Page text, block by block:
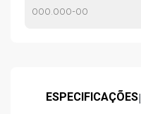
ESPECIFICAÇÕES|